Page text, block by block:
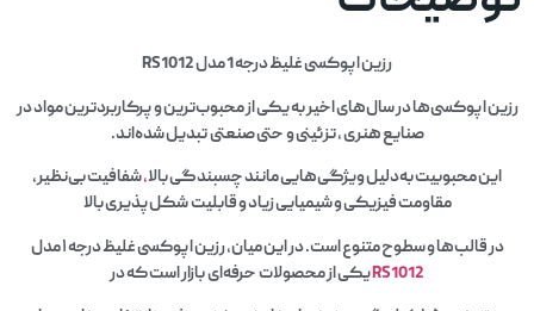
رزین اپوکسی غلیظ درجه 1 مدل RS1012
رزین اپوکسی‌ها در سال‌های اخیر به یکی از محبوب‌ترین و پرکاربردترین مواد در
صنایع هنری ، تزئینی و حتی صنعتی تبدیل شده‌اند.
این محبوبیت به‌دلیل ویژگی‌هایی مانند چسبندگی بالا،شفافیت بی‌نظیر،
مقاومت فیزیکی و شیمیایی زیاد و قابلیت شکل‌پذیری بالا
در قالب‌ها و سطوح متنوع است. در این میان، رزین اپوکسی غلیظ درجه ۱ مدل
RS1012یکی از محصولات حرفه‌ای بازار است که در